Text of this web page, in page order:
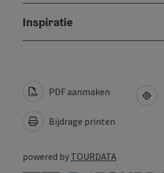
Inspiratie
PDF aanmaken
Bijdrage printen
powered by TOURDATA